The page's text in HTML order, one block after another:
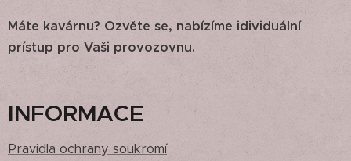
Máte kavárnu? Ozvěte se, nabízíme idividuální
prístup pro Vaši provozovnu.
INFORMACE
Pravidla ochrany soukromí